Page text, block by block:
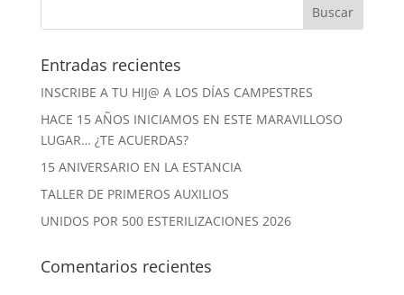
Entradas recientes
INSCRIBE A TU HIJ@ A LOS DÍAS CAMPESTRES
HACE 15 AÑOS INICIAMOS EN ESTE MARAVILLOSO
LUGAR… ¿TE ACUERDAS?
15 ANIVERSARIO EN LA ESTANCIA
TALLER DE PRIMEROS AUXILIOS
UNIDOS POR 500 ESTERILIZACIONES 2026
Comentarios recientes